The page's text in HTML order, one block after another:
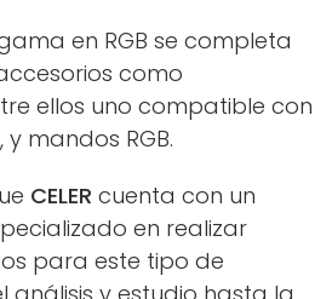
en RGB se completa
como
ellos uno compatible con
y mandos RGB.
CELER cuenta con un
en realizar
para este tipo de